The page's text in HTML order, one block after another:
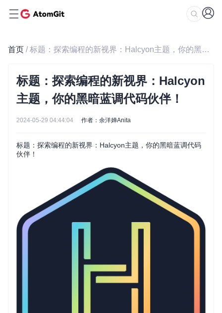
首页 / 标题：探索编程的新视界：Halcyon主题，你的黑暗蓝调代码伙伴！
标题：探索编程的新视界：Halcyon
主题，你的黑暗蓝调代码伙伴！
2024-05-29 04:44:04 作者：余洋婵Anita
标题：探索编程的新视界：Halcyon主题，你的黑暗蓝调代码
伙伴！